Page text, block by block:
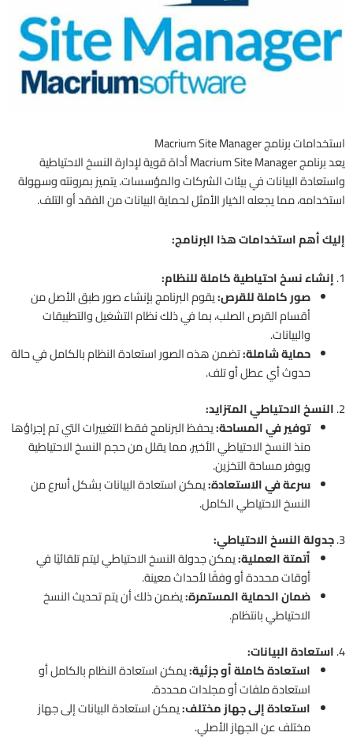
استخدامات برنامج Macrium Site Manager
يعد برنامج Macrium Site Manager أداة قوية لإدارة النسخ الاحتياطية
واستعادة البيانات في بيئات الشركات والمؤسسات. يتميز بمرونته وسهولة
استخدامه، مما يجعله الخيار الأمثل لحماية البيانات من الفقد أو التلف.
إليك أهم استخدامات هذا البرنامج:
1. إنشاء نسخ احتياطية كاملة للنظام:
صور كاملة للقرص:يقوم البرنامج بإنشاء صور طبق الأصل من
أقسام القرص الصلب، بما في ذلك نظام التشغيل والتطبيقات
والبيانات.
حماية شاملة:تضمن هذه الصور استعادة النظام بالكامل في حالة
حدوث أي عطل أو تلف.
2. النسخ الاحتياطي المتزايد:
توفير في المساحة:يحفظ البرنامج فقط التغييرات التي تم إجراؤها
منذ النسخ الاحتياطي الأخير، مما يقلل من حجم النسخ الاحتياطية
ويوفر مساحة التخزين.
سرعة في الاستعادة:يمكن استعادة البيانات بشكل أسرع من
النسخ الاحتياطي الكامل.
3. جدولة النسخ الاحتياطي:
أتمتة العملية:يمكن جدولة النسخ الاحتياطي ليتم تلقائيًا في
أوقات محددة أو وفقًا لأحداث معينة.
ضمان الحماية المستمرة:يضمن ذلك أن يتم تحديث النسخ
الاحتياطي بانتظام.
4. استعادة البيانات:
استعادة كاملة أو جزئية:يمكن استعادة النظام بالكامل أو
استعادة ملفات أو مجلدات محددة.
استعادة إلى جهاز مختلف:يمكن استعادة البيانات إلى جهاز
مختلف عن الجهاز الأصلي.